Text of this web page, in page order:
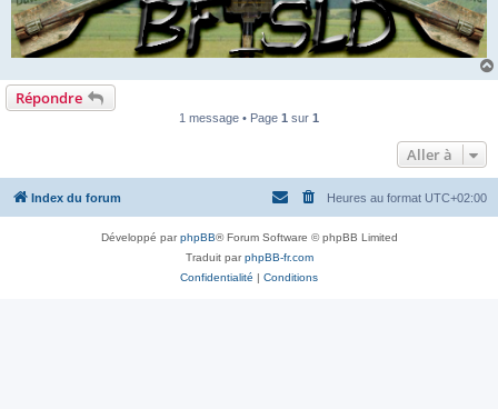
Répondre
1 message • Page 1 sur 1
Aller à
Index du forum Heures au format UTC+02:00
Développé parphpBB® Forum Software © phpBB Limited
Traduit parphpBB-fr.com
Confidentialité | Conditions